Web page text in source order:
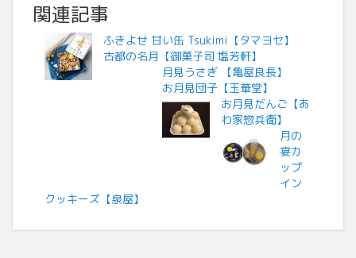
関連記事
ふきよせ 甘い缶 Tsukimi【タマヨセ】
古都の名月【御菓子司 塩芳軒】
月見うさぎ 【亀屋良長】
お月見団子【玉華堂】
お月見だんご【あ
わ家惣兵衛】
月の
宴カ
ップ
イン
クッキーズ【泉屋】